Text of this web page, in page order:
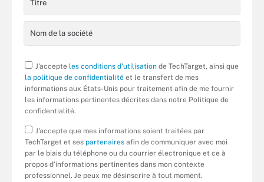
J'accepte les conditions d'utilisation de TechTarget, ainsi que
la politique de confidentialité et le transfert de mes
informations aux États-Unis pour traitement afin de me fournir
les informations pertinentes décrites dans notre Politique de
confidentialité.
J'accepte que mes informations soient traitées par
TechTarget et ses partenaires afin de communiquer avec moi
par le biais du téléphone ou du courrier électronique et ce à
propos d’informations pertinentes dans mon contexte
professionnel. Je peux me désinscrire à tout moment.